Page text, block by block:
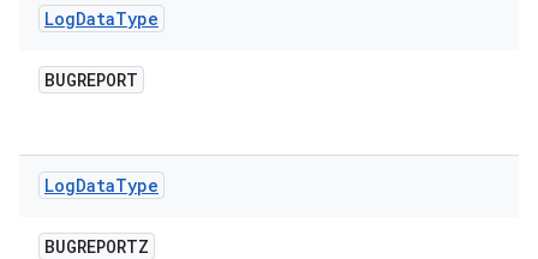
LogDataType
BUGREPORT
LogDataType
BUGREPORTZ